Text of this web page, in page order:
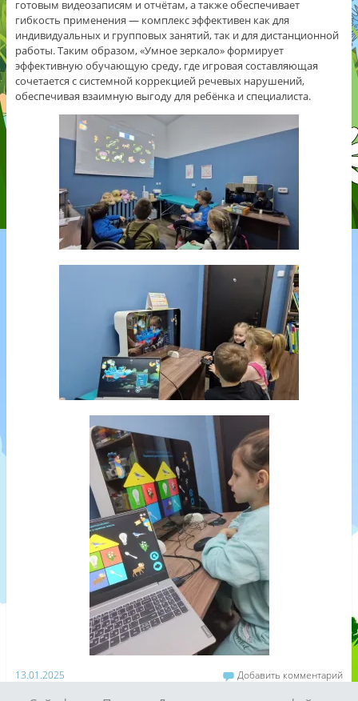
готовым видеозаписям и отчётам, а также обеспечивает
гибкость применения — комплекс эффективен как для
индивидуальных и групповых занятий, так и для дистанционной
работы. Таким образом, «Умное зеркало» формирует
эффективную обучающую среду, где игровая составляющая
сочетается с системной коррекцией речевых нарушений,
обеспечивая взаимную выгоду для ребёнка и специалиста.
13.01.2025 Добавить комментарий